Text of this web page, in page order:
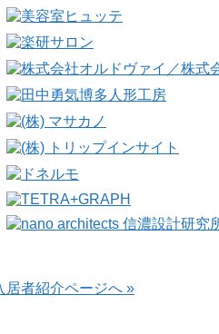
居者紹介ページへ »